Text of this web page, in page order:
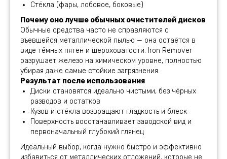
Стёкла (фары, лобовое, боковые)
Почему оно лучше обычных очистителей дисков
Обычные средства часто не справляются с
въевшейся металлической пылью — она остаётся в
виде тёмных пятен и шероховатости. Iron Remover
разрушает железо на химическом уровне, полностью
убирая даже самые стойкие загрязнения.
Результат после использования
Диски становятся идеально чистыми, без чёрных
разводов и остатков
Кузов и стёкла возвращают гладкость и блеск
Поверхность восстанавливает заводской вид и
первоначальный глубокий глянец
Идеальный выбор, когда нужно быстро и эффективно